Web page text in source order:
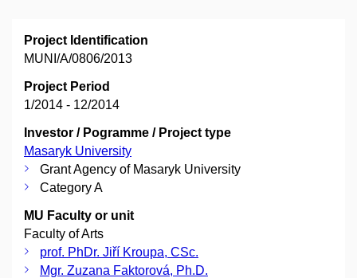
Project Identification
MUNI/A/0806/2013
Project Period
1/2014 - 12/2014
Investor / Pogramme / Project type
Masaryk University
Grant Agency of Masaryk University
Category A
MU Faculty or unit
Faculty of Arts
prof. PhDr. Jiří Kroupa, CSc.
Mgr. Zuzana Faktorová, Ph.D.